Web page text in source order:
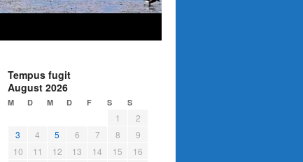
Tempus fugit
August 2026
M D M D F S S
1
2
3
4 5 6 7 8
9
10
11 12 13 14 15
16